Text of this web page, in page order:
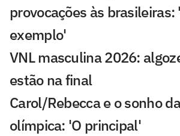
provocações às brasileiras:
exemplo'
VNL masculina 2026:
estão na final
Carol/Rebecca e o sonho
olímpica: 'O principal'